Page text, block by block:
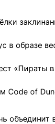
в образе
«Пираты
Code of
объединит